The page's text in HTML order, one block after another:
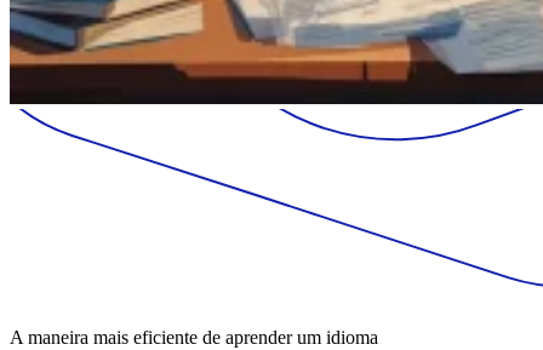
A maneira mais eficiente de aprender um idioma